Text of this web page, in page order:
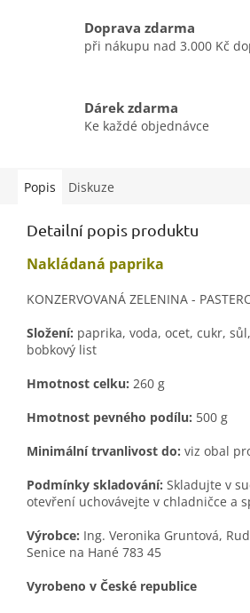
Doprava zdarma
při nákupu nad 3.000 Kč
Dárek zdarma
Ke každé objednávce
Popis Diskuze
Detailní popis produktu
Nakládaná paprika
KONZERVOVANÁ ZELENINA -
Složení: paprika, voda, ocet, cukr,
bobkový list
Hmotnost celku: 260 g
Hmotnost pevného podílu: 500 g
Minimální trvanlivost do: viz obal
Podmínky skladování: Skladujte v
otevření uchovávejte v chladničce a
Výrobce: Ing. Veronika Gruntová,
Senice na Hané 783 45
Vyrobeno v České republice